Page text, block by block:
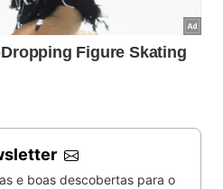
e boas descobertas para o